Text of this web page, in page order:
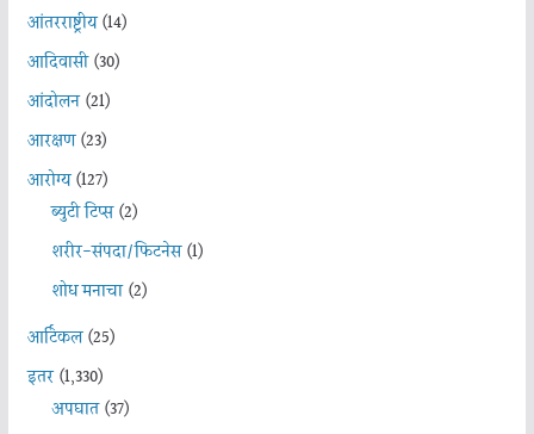
आंतरराष्ट्रीय(14)
आदिवासी(30)
आंदोलन(21)
आरक्षण(23)
आरोग्य(127)
ब्युटी टिप्स(2)
शरीर-संपदा/फिटनेस(1)
शोध मनाचा(2)
आर्टिकल(25)
इतर(1,330)
अपघात(37)